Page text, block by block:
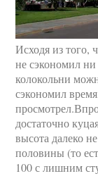
Исходя из того,
не сэкономил
колокольни
сэкономил
достаточно
высота далеко
половины (то
100 с лишним